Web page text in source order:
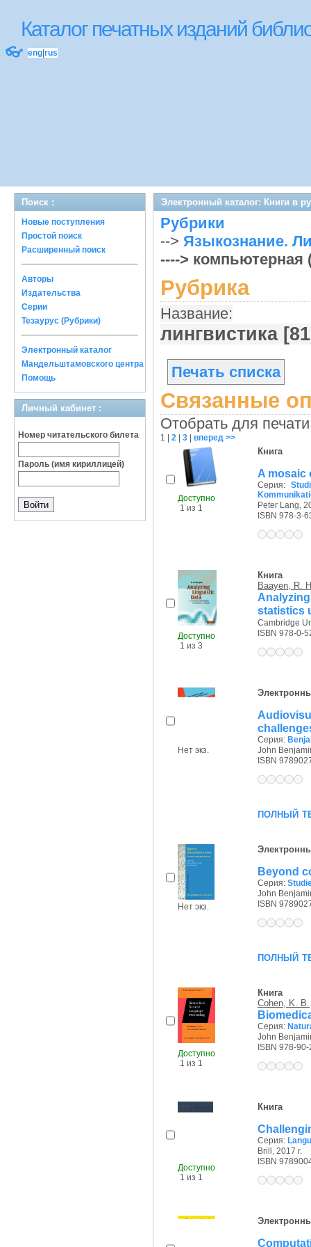
Каталог печатных изданий
👓 eng rus
Поиск :
Новые поступления
Простой поиск
Расширенный поиск
Авторы
Издательства
Серии
Тезаурус (Рубрики)
Электронный каталог
Мандельштамовского центра
Помощь
Личный кабинет :
Номер читательского билета
Пароль (имя кириллицей)
Электронный каталог: Книги в
Рубрики
--> Языкознание.
----> компьютерная
Рубрика
Название:
лингвистика
Печать списка
Связанные
Отобрать для
1 2 3 вперед >>
Доступно
1 из 1
Книга
A mosaic
Серия:
Peter Lang,
ISBN 978-3-
Доступно
1 из 3
Книга
Baayen, R.
statistics
Cambridge
ISBN 978-0-
Нет экз.
Серия:
John
ISBN
полный
Нет экз.
Beyond
Серия:
John
ISBN
полный
Доступно
1 из 1
Книга
Cohen, K. B.
Серия:
John
ISBN 978-
Доступно
1 из 1
Книга
Серия:
Brill, 2017 г.
ISBN